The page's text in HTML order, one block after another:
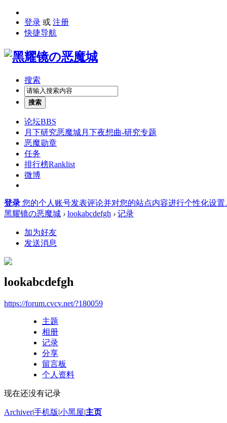
登录 或 注册
快捷导航
搜索
搜索
论坛BBS
月下研究恶魔城月下夜想曲-研究专题
恶魔勋章
任务
排行榜Ranklist
微博
登录 您的个人账号发表评论并对您的站点内容进行个性化设置
黑耀镜の恶魔城 › lookabcdefgh › 记录
加为好友
发送消息
lookabcdefgh
https://forum.cvcv.net/?180059
主题
相册
记录
分享
留言板
个人资料
现在还没有记录
Archiver|手机版|小黑屋|主页